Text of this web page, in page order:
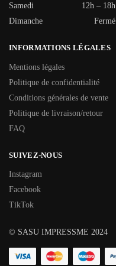
Samedi
12h – 18h
Dimanche
Fermé
INFORMATIONS LÉGALES
Mentions légales
Politique de confidentialité
Conditions générales de vente
Politique de livraison/retour
FAQ
SUIVEZ-NOUS
Instagram
Facebook
TikTok
© SASU IMPRESSME 2024